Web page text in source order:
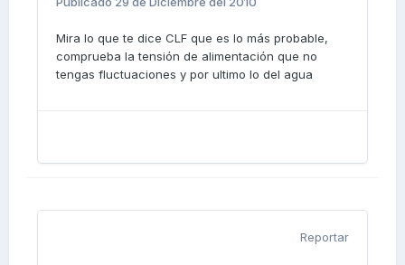
Mira lo que te dice CLF que es lo más probable,
comprueba la tensión de alimentación que no
tengas fluctuaciones y por ultimo lo del agua
Reportar